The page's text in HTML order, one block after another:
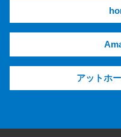
アットホ